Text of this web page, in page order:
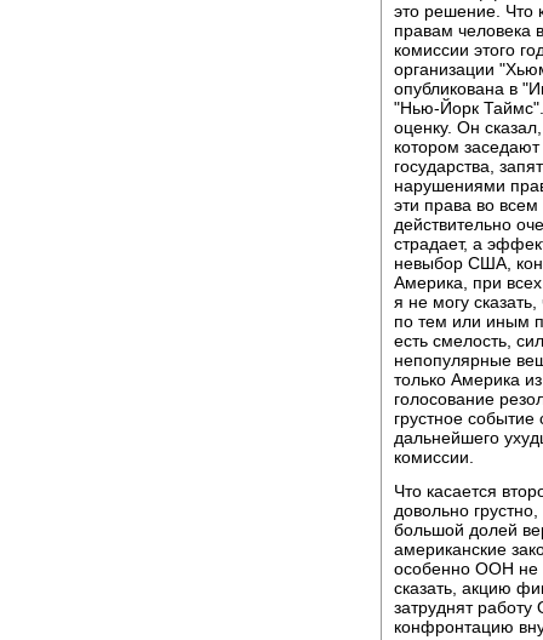
это решение. Что
правам человека
комиссии этого
организации
опубликована в
"Нью-Йорк
оценку. Он
котором
государства,
нарушениями
эти права во
действительно
страдает, а
невыбор США,
Америка, при
я не могу
по тем или иным
есть смелость,
непопулярные
только Америка
голосование
грустное
дальнейшего
комиссии.
Что касается
довольно
большой долей
американские
особенно ООН не
сказать, акцию
затруднят
конфронтацию